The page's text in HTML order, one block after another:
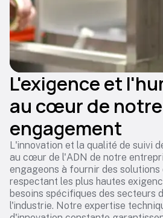
L'exigence et
au cœur de notre
engagement
L'innovation et la qualité de suivi
au cœur de l'ADN de notre
engageons à fournir des
respectant les plus hautes
besoins spécifiques des secteurs
l'industrie. Notre expertise